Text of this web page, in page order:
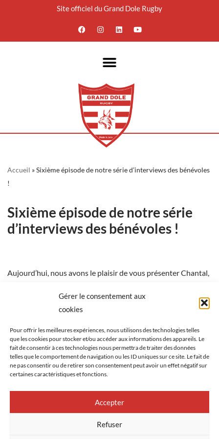
Gérer le consentement aux
cookies
Pour offrir les meilleures expériences, nous utilisons des technologies telles
que les cookies pour stocker et/ou accéder aux informations des appareils. Le
fait de consentir à ces technologies nous permettra de traiter des données
telles que le comportement de navigation ou les ID uniques sur ce site. Le fait de
ne pas consentir ou de retirer son consentement peut avoir un effet négatif sur
certaines caractéristiques et fonctions.
Accepter
Refuser
au
Site officiel du Grand Dole Rugby
Accueil »Sixième épisode de notre série d’interviews des bénévoles
!
Sixième épisode de notre série
d’interviews des bénévoles !
Aujourd’hui, nous avons le plaisir de vous présenter Chantal,
Chantal nous explique pourquoi elle a choisi de s’engager
avec notre association plutôt qu’une autre !